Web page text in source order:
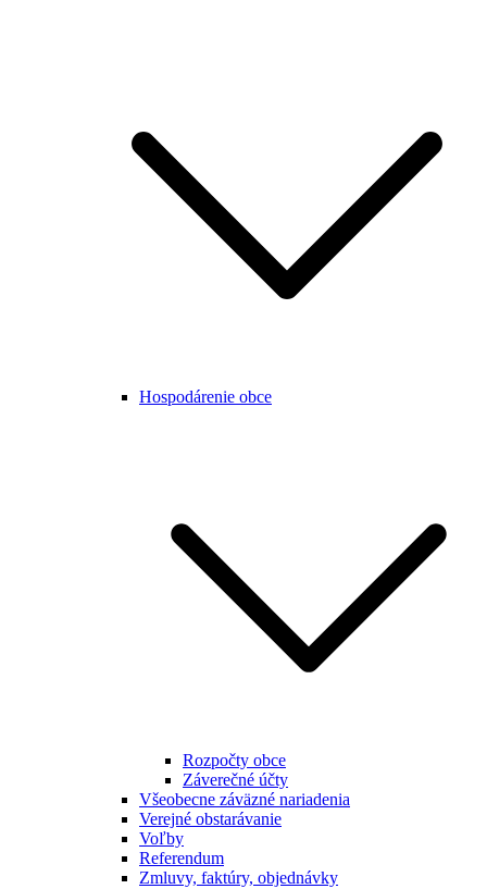
Hospodárenie obce
Rozpočty obce
Záverečné účty
Všeobecne záväzné nariadenia
Verejné obstarávanie
Voľby
Referendum
Zmluvy, faktúry, objednávky